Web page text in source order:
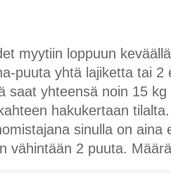
myytiin loppuun
puuta yhtä lajiketta tai 2
saat yhteensä noin 15
hakukertaan
sinulla on aina
vähintään 2 puuta.